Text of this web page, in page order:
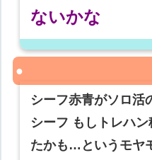
ないかな
シーフ赤青がソロ活
シーフ もしトレハ
たかも…というモヤ